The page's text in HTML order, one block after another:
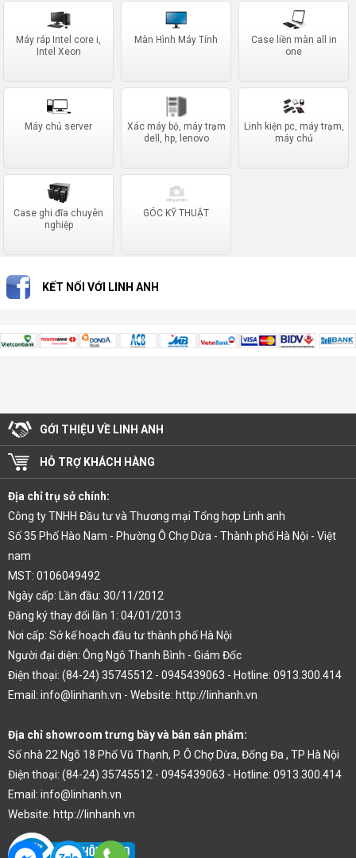
Máy ráp Intel core i,
Intel Xeon
Màn Hình Máy Tính
Case liền màn all in
one
Máy chủ server
Xác máy bộ, máy trạm
dell, hp, lenovo
Linh kiện pc, máy trạm,
máy chủ
Case ghi đĩa chuyên
nghiệp
GÓC KỸ THUẬT
KẾT NỐI VỚI LINH ANH
GỚI THIỆU VỀ LINH ANH
HỖ TRỢ KHÁCH HÀNG
Địa chỉ trụ sở chính:
Công ty TNHH Đầu tư và Thương mại Tổng hợp Linh anh
Số 35 Phố Hào Nam - Phường Ô Chợ Dừa - Thành phố Hà Nội - Việt
nam
MST: 0106049492
Ngày cấp: Lần đầu: 30/11/2012
Đăng ký thay đổi lần 1: 04/01/2013
Nơi cấp: Sở kế hoạch đầu tư thành phố Hà Nội
Người đại diện: Ông Ngô Thanh Bình - Giám Đốc
Điện thoại: (84-24) 35745512 - 0945439063 - Hotline: 0913.300.414
Email: info@linhanh.vn - Website: http://linhanh.vn
Địa chỉ showroom trưng bầy và bán sản phẩm:
Số nhà 22 Ngõ 18 Phố Vũ Thạnh, P. Ô Chợ Dừa, Đống Đa , TP Hà Nội
Điện thoại: (84-24) 35745512 - 0945439063 - Hotline: 0913.300.414
Email: info@linhanh.vn
Website: http://linhanh.vn